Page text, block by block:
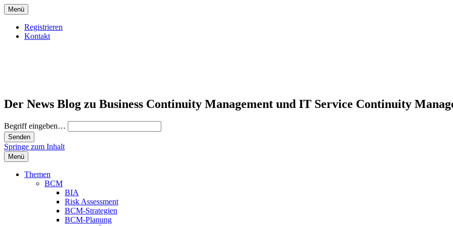
Menü
Registrieren
Kontakt
Der News Blog zu Business Continuity Management und IT Service Continuity
Begriff eingeben…
Springe zum Inhalt
Menü
Themen
BCM
BIA
Risk Assessment
BCM-Strategien
BCM-Planung